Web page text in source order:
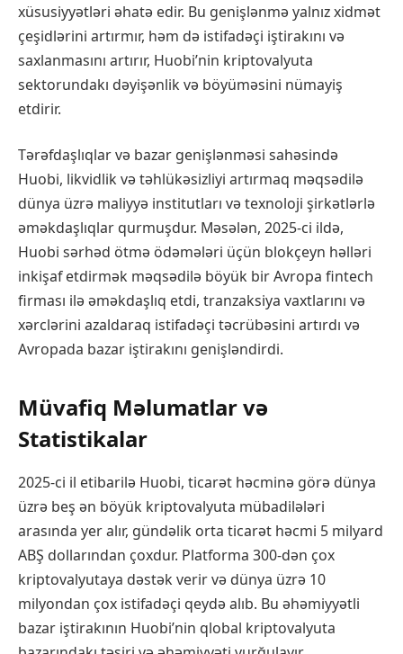
xüsusiyyətləri əhatə edir. Bu genişlənmə yalnız xidmət
çeşidlərini artırmır, həm də istifadəçi iştirakını və
saxlanmasını artırır, Huobi’nin kriptovalyuta
sektorundakı dəyişənlik və böyüməsini nümayiş
etdirir.
Tərəfdaşlıqlar və bazar genişlənməsi sahəsində
Huobi, likvidlik və təhlükəsizliyi artırmaq məqsədilə
dünya üzrə maliyyə institutları və texnoloji şirkətlərlə
əməkdaşlıqlar qurmuşdur. Məsələn, 2025-ci ildə,
Huobi sərhəd ötmə ödəmələri üçün blokçeyn həlləri
inkişaf etdirmək məqsədilə böyük bir Avropa fintech
firması ilə əməkdaşlıq etdi, tranzaksiya vaxtlarını və
xərclərini azaldaraq istifadəçi təcrübəsini artırdı və
Avropada bazar iştirakını genişləndirdi.
Müvafiq Məlumatlar və
Statistikalar
2025-ci il etibarilə Huobi, ticarət həcminə görə dünya
üzrə beş ən böyük kriptovalyuta mübadilələri
arasında yer alır, gündəlik orta ticarət həcmi 5 milyard
ABŞ dollarından çoxdur. Platforma 300-dən çox
kriptovalyutaya dəstək verir və dünya üzrə 10
milyondan çox istifadəçi qeydə alıb. Bu əhəmiyyətli
bazar iştirakının Huobi’nin qlobal kriptovalyuta